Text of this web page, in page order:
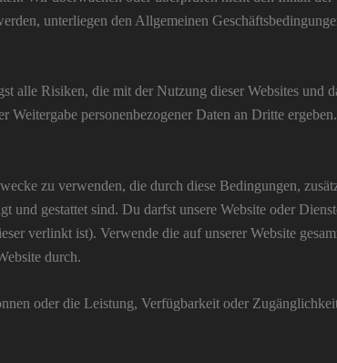
unterliegen den Allgemeinen
alle Risiken, die mit der Nutzung dieser Websites und
personenbezogener Daten an Dritte ergeben.
zu verwenden, die durch diese Bedingungen,
gestattet sind. Du darfst unsere Website oder
verlinkt ist). Verwende die auf unserer Website
durch.
oder die Leistung, Verfügbarkeit oder